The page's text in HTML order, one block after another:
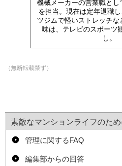
機械メーカーの営業職とし
を担当。現在は定年退職
ツジムで軽いストレッチな
味は、テレビのスポーツ
し。
（無断転載禁ず）
素敵なマンションライフのため
管理に関するFAQ
編集部からの回答